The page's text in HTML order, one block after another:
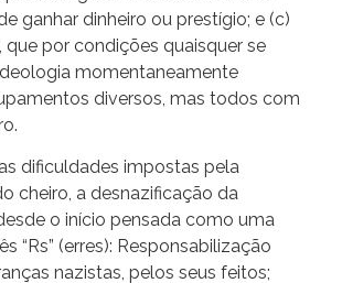
ganhar dinheiro ou prestígio; e (c)
que por condições quaisquer se
momentaneamente
diversos, mas todos com
dificuldades impostas pela
cheiro, a desnazificação da
o início pensada como uma
“Rs” (erres): Responsabilização
nazistas, pelos seus feitos;